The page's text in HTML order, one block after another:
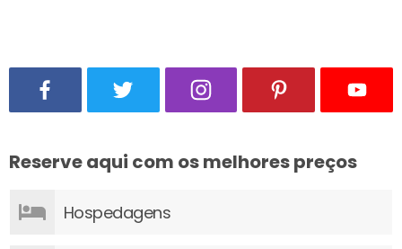
Reserve aqui com os melhores preços
Hospedagens